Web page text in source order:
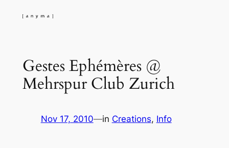
Gestes Ephémères @
Mehrspur Club Zurich
Nov 17, 2010—in Creations, Info